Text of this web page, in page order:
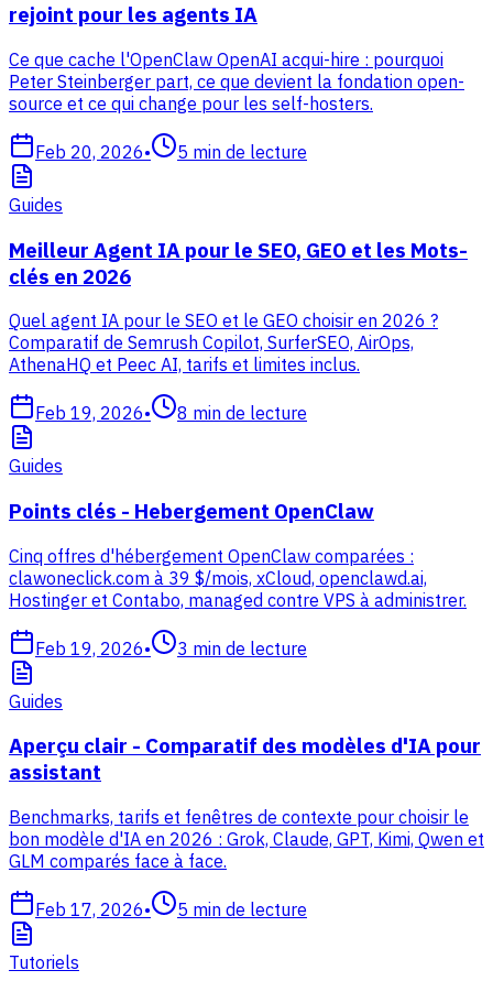
rejoint pour les agents IA
Ce que cache l'OpenClaw OpenAI acqui-hire : pourquoi
Peter Steinberger part, ce que devient la fondation open-
source et ce qui change pour les self-hosters.
Feb 20, 2026• 5 min de lecture
Guides
Meilleur Agent IA pour le SEO, GEO et les Mots-
clés en 2026
Quel agent IA pour le SEO et le GEO choisir en 2026 ?
Comparatif de Semrush Copilot, SurferSEO, AirOps,
AthenaHQ et Peec AI, tarifs et limites inclus.
Feb 19, 2026• 8 min de lecture
Guides
Points clés - Hebergement OpenClaw
Cinq offres d'hébergement OpenClaw comparées :
clawoneclick.com à 39 $/mois, xCloud, openclawd.ai,
Hostinger et Contabo, managed contre VPS à administrer.
Feb 19, 2026• 3 min de lecture
Guides
Aperçu clair - Comparatif des modèles d'IA pour
assistant
Benchmarks, tarifs et fenêtres de contexte pour choisir le
bon modèle d'IA en 2026 : Grok, Claude, GPT, Kimi, Qwen et
GLM comparés face à face.
Feb 17, 2026• 5 min de lecture
Tutoriels